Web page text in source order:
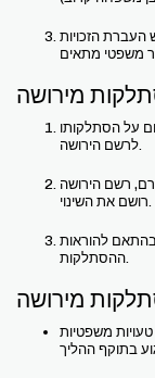
העברת הזכויות
מירושה
על הסתלקותו
לרשם הירושה.
רשם הירושה
רושם את השינוי.
בהתאם להוראות
ההסתלקות.
מירושה
משפטיות